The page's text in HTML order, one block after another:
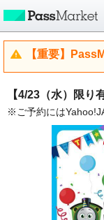
【重要】
【4/23（水）限り
※ご予約には